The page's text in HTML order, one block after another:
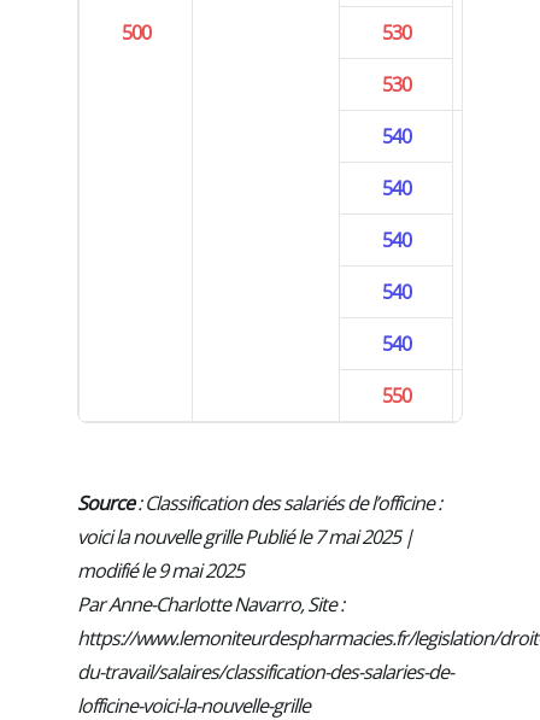
500
530
530
540
540
540
540
540
550
Source: Classification des salariés de l’officine :
voici la nouvelle grille Publié le 7 mai 2025 |
modifié le 9 mai 2025
Par Anne-Charlotte Navarro, Site :
https://www.lemoniteurdespharmacies.fr/legislation/
du-travail/salaires/classification-des-salaries-de-
lofficine-voici-la-nouvelle-grille